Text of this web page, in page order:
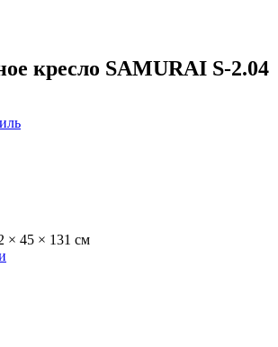
кресло SAMURAI S-2.04
× 45 × 131 см